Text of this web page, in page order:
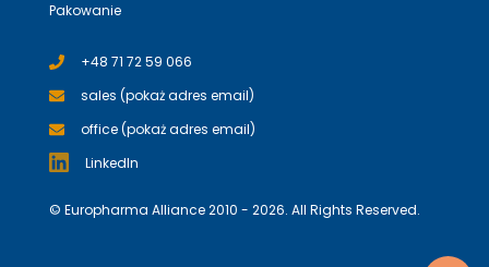
Pakowanie
+48 71 72 59 066
sales (pokaż adres email)
office (pokaż adres email)
LinkedIn
© Europharma Alliance 2010 - 2026. All Rights Reserved.